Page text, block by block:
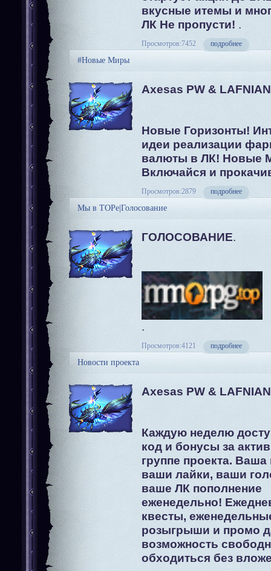
вкусные итемы и
ЛК Не пропусти! .
Просмотров:7452 подробнее
#Новые Миры
Axesas PW & LAFNIAN
Новые Горизонты!
идеи реализации
валюты в ЛК! Новые
Включайся и
Просмотров:2879 подробнее
Мы в ТОРе|Голосование
ГОЛОСОВАНИЕ.
.
Просмотров:4121 подробнее
Новости проекта
Axesas PW & LAFNIAN
Каждую неделю
код и бонусы за
группе проекта.
ваши лайки, ваши
ваше ЛК пополнение
еженедельно!
квесты,
розыгрыши и промо
возможность
обходиться без